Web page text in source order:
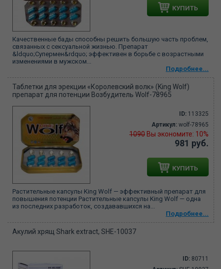
КУПИТЬ
Качественные бады способны решить большую часть проблем,
связанных с сексуальной жизнью. Препарат
&ldquo;Супермен&rdquo; эффективен в борьбе с возрастными
изменениями в мужском...
Подробнее...
Таблетки для эрекции «Королевский волк» (King Wolf)
препарат для потенции Возбудитель Wolf-78965
ID: 113325
Артикул: wolf-78965
1090 Вы экономите: 10%
981 руб.
КУПИТЬ
Растительные капсулы King Wolf — эффективный препарат для
повышения потенции Растительные капсулы King Wolf — одна
из последних разработок, создававшихся на...
Подробнее...
Акулий хрящ Shark extract, SHE-10037
ID: 80711